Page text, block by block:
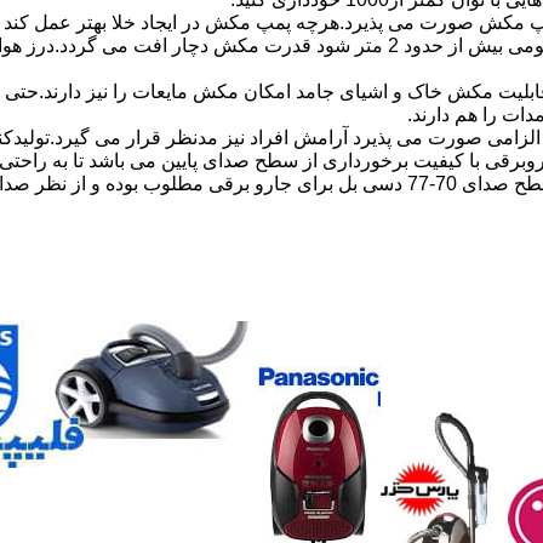
صورت می پذیرد.هرچه پمپ مکش در ایجاد خلا بهتر عمل کند
در قدرت مکش جارو برقی تاثیر گذار است.مثلا اگر طول خرطومی بیش از حدود
مکش خاک و اشیای جامد امکان مکش مایعات را نیز
را هم دارند.
صورت می پذیرد آرامش افراد نیز مدنظر قرار می
با کیفیت برخورداری از سطح صدای پایین می باشد تا به